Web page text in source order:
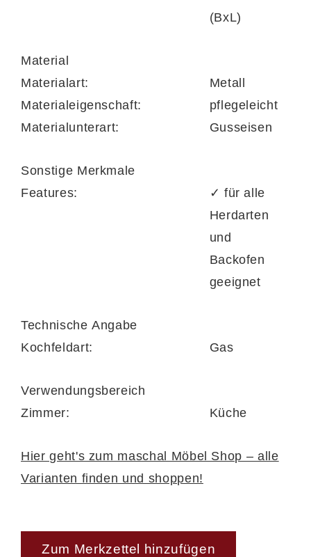
in verschiedenen Farben und Größen
(BxL)
Material
Materialart:
Metall
Materialeigenschaft:
pflegeleicht
Materialunterart:
Gusseisen
Sonstige Merkmale
Features:
✓ für alle
Herdarten
und
Backofen
geeignet
Technische Angabe
Kochfeldart:
Gas
Verwendungsbereich
Zimmer:
Küche
Hier geht's zum maschal Möbel Shop – alle
Varianten finden und shoppen!
Zum Merkzettel hinzufügen